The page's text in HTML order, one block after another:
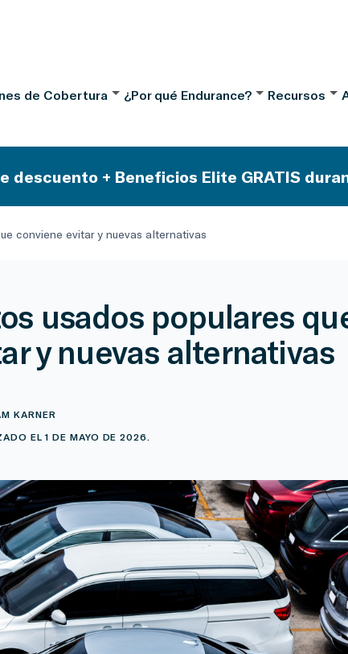
de Cobertura ¿Por qué Endurance? Recursos
descuento + Beneficios Elite GRATIS
conviene evitar y nuevas alternativas
usados populares
y nuevas alternativas
KARNER
EL 1 DE MAYO DE 2026.